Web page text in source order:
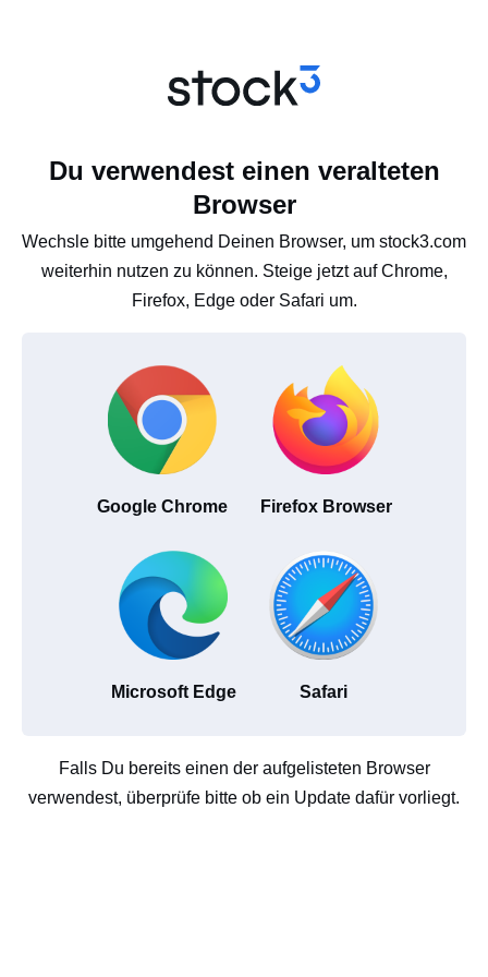
Du verwendest einen veralteten
Browser
Wechsle bitte umgehend Deinen Browser, um stock3.com
weiterhin nutzen zu können. Steige jetzt auf Chrome,
Firefox, Edge oder Safari um.
Google Chrome Firefox Browser
Microsoft Edge Safari
Falls Du bereits einen der aufgelisteten Browser
verwendest, überprüfe bitte ob ein Update dafür vorliegt.